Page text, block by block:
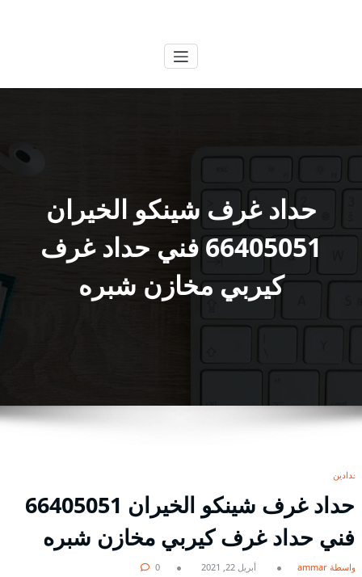
حداد غرف شينكو الخيران
66405051 فني حداد غرف
كيربي مخازن شبره
حدادين
حداد غرف شينكو الخيران 66405051
فني حداد غرف كيربي مخازن شبره
بواسطة ammar أبريل 22, 2021 0